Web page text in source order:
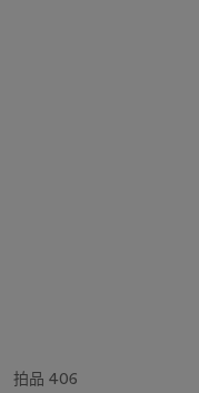
拍品 406